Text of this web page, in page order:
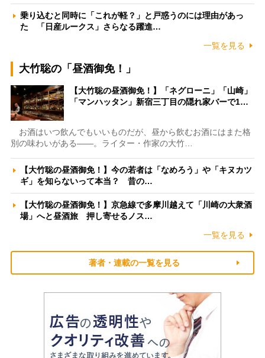
乗り込むと同時に「これが軽？」と戸惑うのには理由があっ
た 「日産ルークス」さらなる躍進…
一覧を見る
大竹聡の「昼酒御免！」
【大竹聡の昼酒御免！】「ネグローニ」「山崎」
「マンハッタン」新宿三丁目の隠れ家バーで1…
お酒はいつ飲んでもいいものだが、昼から飲むお酒にはまた格
別の味わいがある――。ライター・作家の大竹…
【大竹聡の昼酒御免！】今の若者は「なめろう」や「キヌカツ
ギ」を知らないって本当？ 昔の…
【大竹聡の昼酒御免！】京急線で多摩川越えて「川崎の大衆酒
場」へと昼酒旅 押し寄せるノス…
一覧を見る
著者・連載の一覧を見る